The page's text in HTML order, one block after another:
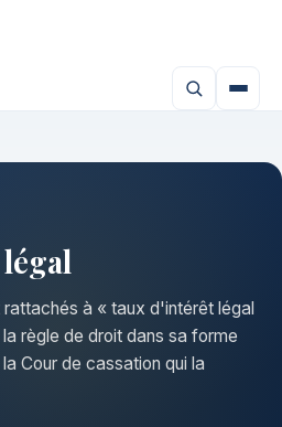
à « taux d'intérêt légal
règle de droit dans sa forme
Cour de cassation qui la